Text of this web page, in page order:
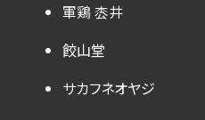
軍鶏 枩井
餃山堂
サカフネオヤジ